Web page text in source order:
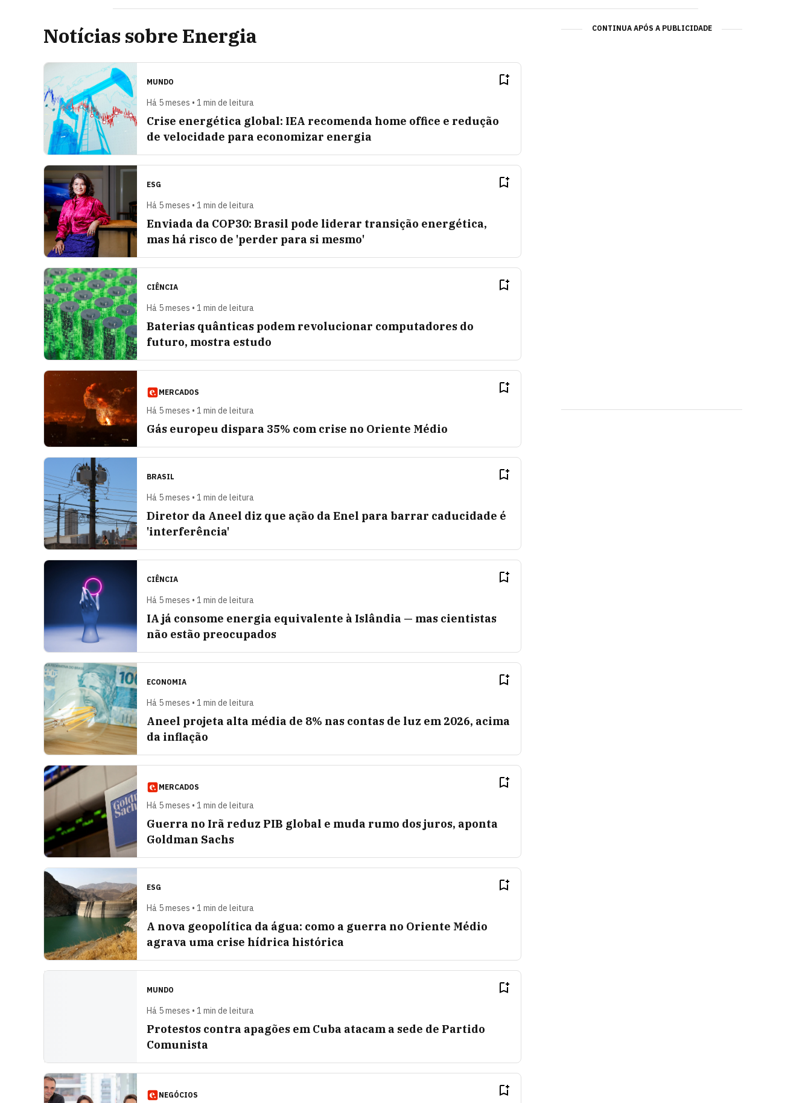
Notícias sobre Energia
MUNDO
Há 5 meses • 1 min de leitura
Crise energética global: IEA recomenda home office e redução
de velocidade para economizar energia
ESG
Há 5 meses • 1 min de leitura
Enviada da COP30: Brasil pode liderar transição energética,
mas há risco de 'perder para si mesmo'
CIÊNCIA
Há 5 meses • 1 min de leitura
Baterias quânticas podem revolucionar computadores do
futuro, mostra estudo
MERCADOS
Há 5 meses • 1 min de leitura
Gás europeu dispara 35% com crise no Oriente Médio
BRASIL
Há 5 meses • 1 min de leitura
Diretor da Aneel diz que ação da Enel para barrar caducidade é
'interferência'
CIÊNCIA
Há 5 meses • 1 min de leitura
IA já consome energia equivalente à Islândia — mas cientistas
não estão preocupados
ECONOMIA
Há 5 meses • 1 min de leitura
Aneel projeta alta média de 8% nas contas de luz em 2026, acima
da inflação
MERCADOS
Há 5 meses • 1 min de leitura
Guerra no Irã reduz PIB global e muda rumo dos juros, aponta
Goldman Sachs
ESG
Há 5 meses • 1 min de leitura
A nova geopolítica da água: como a guerra no Oriente Médio
agrava uma crise hídrica histórica
MUNDO
Há 5 meses • 1 min de leitura
Protestos contra apagões em Cuba atacam a sede de Partido
Comunista
NEGÓCIOS
CONTINUA APÓS A PUBLICIDADE